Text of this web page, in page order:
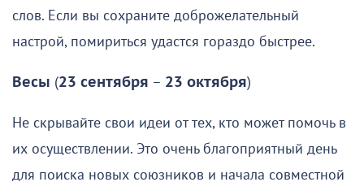
слов. Если вы сохраните доброжелательный
настрой, помириться удастся гораздо быстрее.
Весы (23 сентября – 23 октября)
Не скрывайте свои идеи от тех, кто может помочь в
их осуществлении. Это очень благоприятный день
для поиска новых союзников и начала совместной